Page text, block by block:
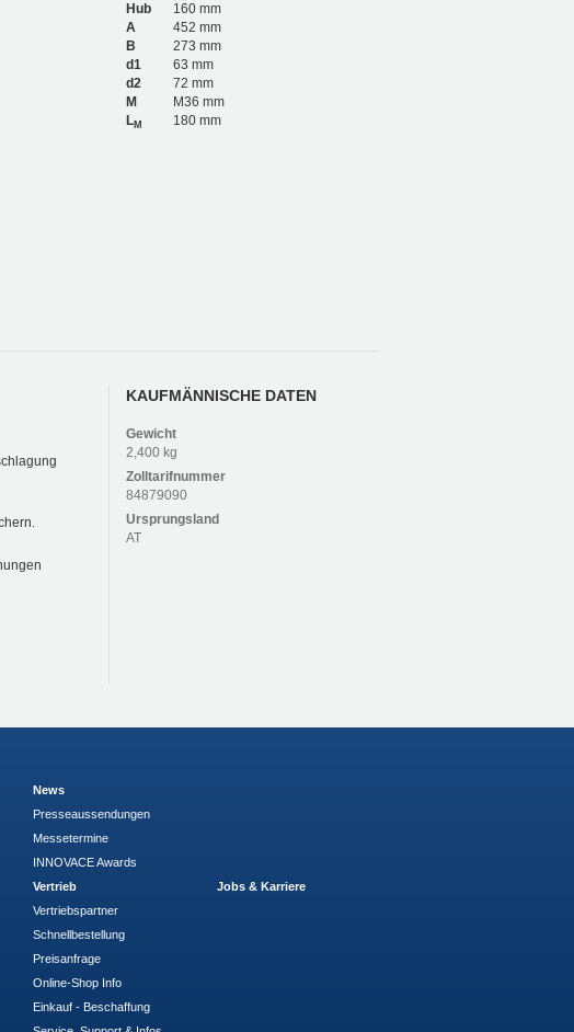
Hub
160 mm
A
452 mm
B
273 mm
d1
63 mm
d2
72 mm
M
M36 mm
LM 180 mm
KAUFMÄNNISCHE DATEN
Gewicht
2,400 kg
Zolltarifnummer
84879090
Ursprungsland
AT
News
Presseaussendungen
Messetermine
INNOVACE Awards
Vertrieb
Vertriebspartner
Schnellbestellung
Preisanfrage
Online-Shop Info
Einkauf - Beschaffung
Jobs & Karriere